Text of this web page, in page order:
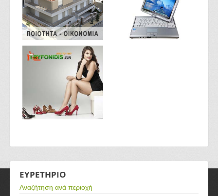
ΕΥΡΕΤΗΡΙΟ
Αναζήτηση ανά περιοχή